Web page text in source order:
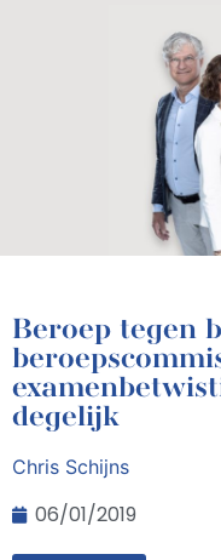
Beroep tegen
degelijk
Chris Schijns
06/01/2019